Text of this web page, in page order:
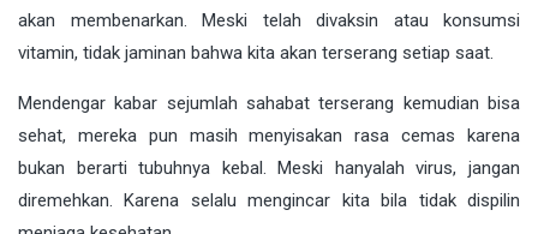
akan membenarkan. Meski telah divaksin atau konsumsi
vitamin, tidak jaminan bahwa kita akan terserang setiap saat.
Mendengar kabar sejumlah sahabat terserang kemudian bisa
sehat, mereka pun masih menyisakan rasa cemas karena
bukan berarti tubuhnya kebal. Meski hanyalah virus, jangan
diremehkan. Karena selalu mengincar kita bila tidak dispilin